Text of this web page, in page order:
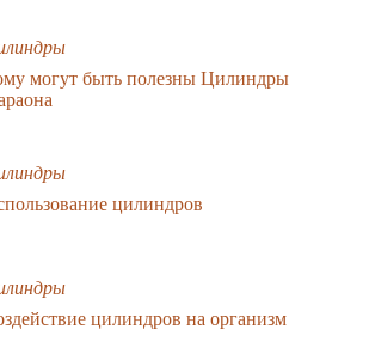
могут быть полезны Цилиндры
цилиндров
цилиндров на организм